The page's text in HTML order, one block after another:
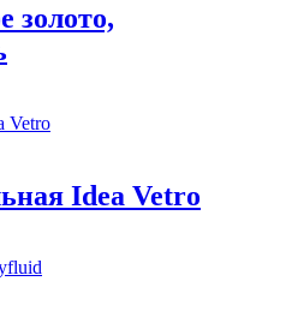
золото,
Idea Vetro